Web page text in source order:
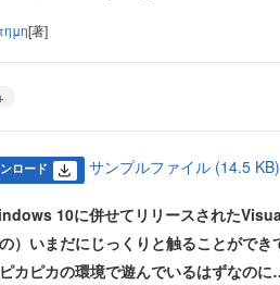
[著]
ロード サンプルファイル (14.5 KB)
10に併せてリリースされた
）いまだにじっくりと触ることがで
カピカの環境で遊んでいるはずなの